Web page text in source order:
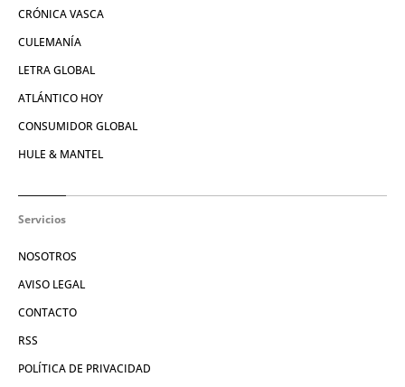
CRÓNICA VASCA
CULEMANÍA
LETRA GLOBAL
ATLÁNTICO HOY
CONSUMIDOR GLOBAL
HULE & MANTEL
Servicios
NOSOTROS
AVISO LEGAL
CONTACTO
RSS
POLÍTICA DE PRIVACIDAD